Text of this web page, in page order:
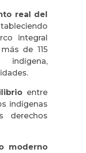
real del
integral
de 115
entre
indígenas
derechos
moderno